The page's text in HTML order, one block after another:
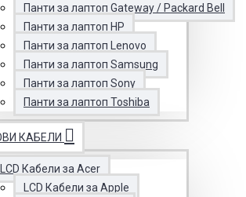
Панти за лаптоп Gateway / Packard Bell
Панти за лаптоп HP
Панти за лаптоп Lenovo
Панти за лаптоп Samsung
Панти за лаптоп Sony
Панти за лаптоп Toshiba
КАБЕЛИ
LCD Кабели за Acer
LCD Кабели за Apple